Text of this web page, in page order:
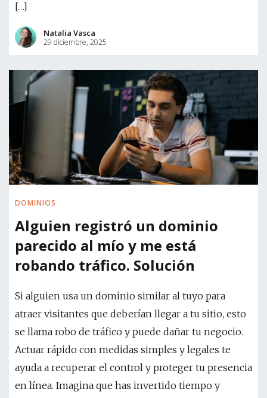
[…]
Natalia Vasca
29 diciembre, 2025
DOMINIOS
Alguien registró un dominio
parecido al mío y me está
robando tráfico. Solución
Si alguien usa un dominio similar al tuyo para
atraer visitantes que deberían llegar a tu sitio, esto
se llama robo de tráfico y puede dañar tu negocio.
Actuar rápido con medidas simples y legales te
ayuda a recuperar el control y proteger tu presencia
en línea. Imagina que has invertido tiempo y